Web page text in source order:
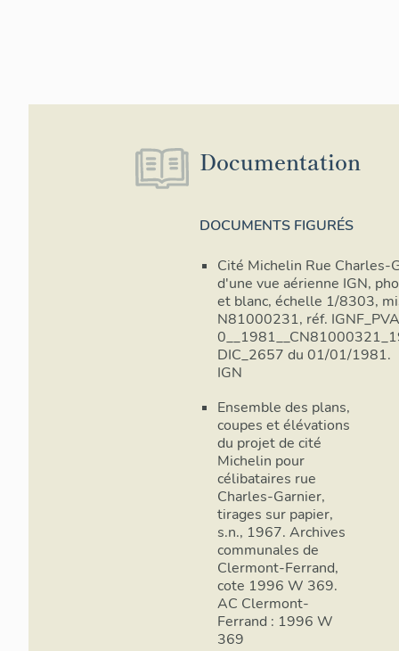
Documentation
DOCUMENTS FIGURÉS
Cité Michelin Rue Charles-
d'une vue aérienne IGN,
et blanc, échelle 1/8303,
N81000231, réf.
DIC_2657 du 01/01/1981.
IGN
Ensemble des plans,
coupes et élévations
du projet de cité
Michelin pour
célibataires rue
Charles-Garnier,
tirages sur papier,
s.n., 1967. Archives
communales de
Clermont-Ferrand,
cote 1996 W 369.
AC Clermont-
Ferrand : 1996 W
369